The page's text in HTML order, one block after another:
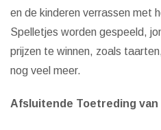
en de kinderen verrassen met
Spelletjes worden gespeeld,
prijzen te winnen, zoals
nog veel meer.
Afsluitende Toetreding van